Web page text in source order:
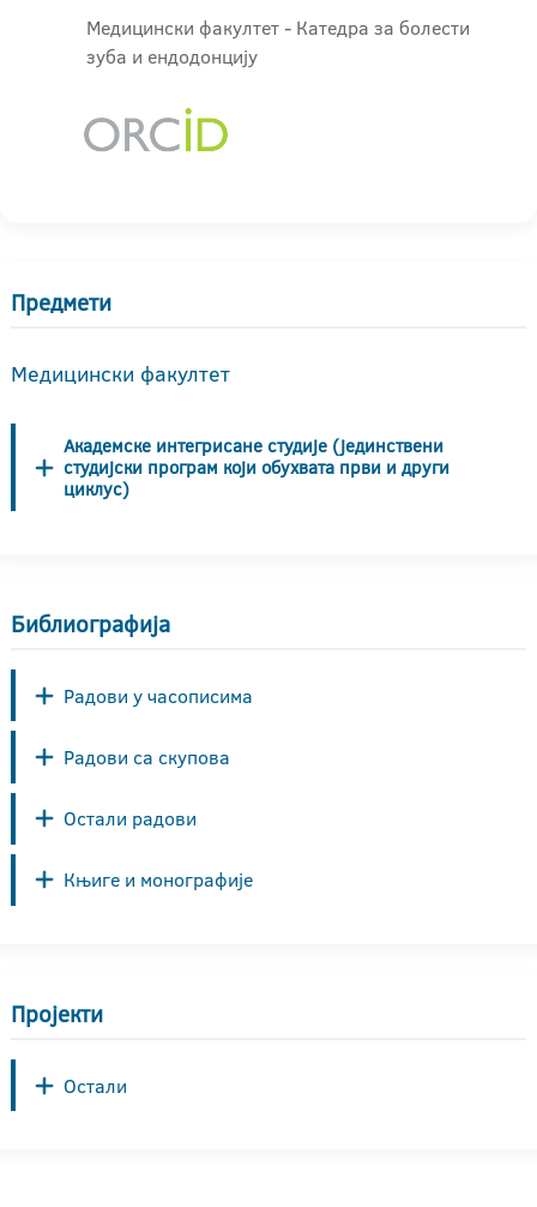
Медицински факултет - Катедра за болести
зуба и ендодонцију
Предмети
Медицински факултет
Академске интегрисане студије (јединствени
студијски програм који обухвата први и други
циклус)
Библиографија
Радови у часописима
Радови са скупова
Остали радови
Књиге и монографије
Пројекти
Остали